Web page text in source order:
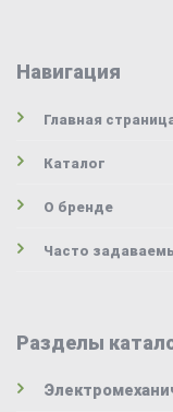
Навигация
Главная
Каталог
О бренде
Часто
Разделы